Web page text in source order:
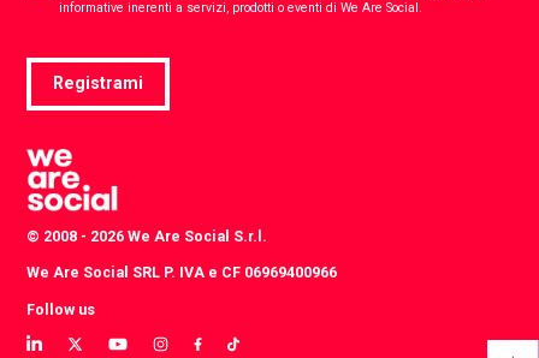
informative inerenti a servizi, prodotti o eventi di We Are Social.
Registrami
© 2008 - 2026 We Are Social S.r.l.
We Are Social SRL P. IVA e CF 06969400966
Follow us
View
View
View
View
ViewView